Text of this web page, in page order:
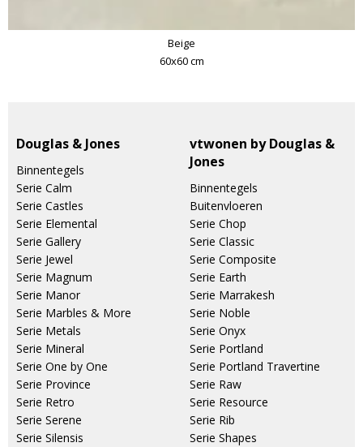
Beige
60x60 cm
Douglas & Jones
Binnentegels
Serie Calm
Serie Castles
Serie Elemental
Serie Gallery
Serie Jewel
Serie Magnum
Serie Manor
Serie Marbles & More
Serie Metals
Serie Mineral
Serie One by One
Serie Province
Serie Retro
Serie Serene
Serie Silensis
vtwonen by Douglas &
Jones
Binnentegels
Buitenvloeren
Serie Chop
Serie Classic
Serie Composite
Serie Earth
Serie Marrakesh
Serie Noble
Serie Onyx
Serie Portland
Serie Portland Travertine
Serie Raw
Serie Resource
Serie Rib
Serie Shapes